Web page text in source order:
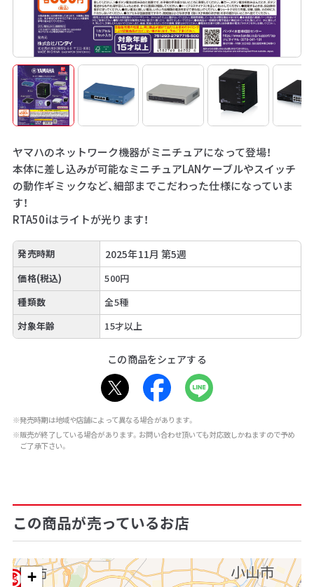
ヤマハのネットワーク機器がミニチュアになって登場！
本体に差し込みが可能なミニチュアLANケーブルやスイッチ
の動作ギミックなど、細部までこだわった仕様になっていま
す！
RTA50iはライトが光ります！
発売時期 2025年11月 第5週
価格(税込)
500円
種類数
全5種
対象年齢
15才以上
この商品をシェアする
※発売時期は地域や店舗によって異なる場合があります。
※販売が終了している場合があります。お問い合わせ頂いても対応致しかねますので予め
ご了承下さい。
この商品が売っているお店
+